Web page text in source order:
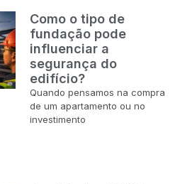
Como o tipo de
fundação pode
influenciar a
segurança do
edifício?
Quando pensamos na compra
de um apartamento ou no
investimento